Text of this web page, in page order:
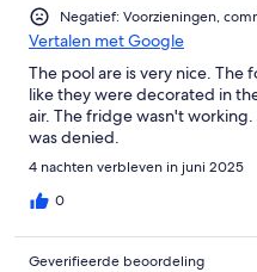
Negatief: Voorzieningen,
Vertalen met Google
The pool are is very nice. The
like they were decorated in
air. The fridge wasn't
was denied.
4 nachten verbleven in juni 2025
0
Geverifieerde beoordeling